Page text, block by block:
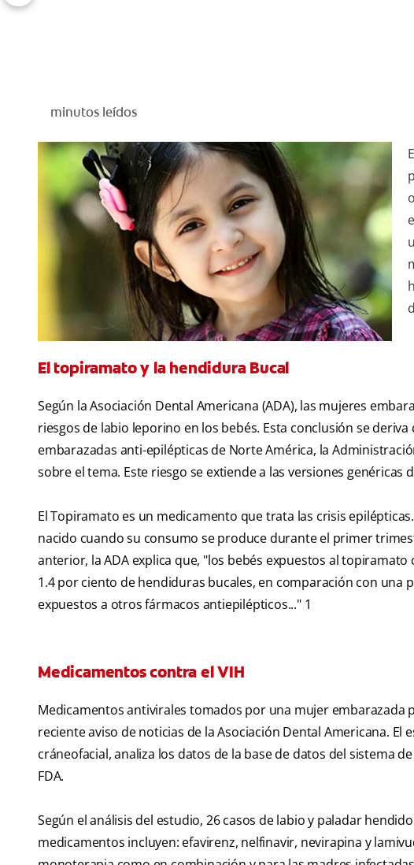
minutos leídos
El topiramato y la hendidura Bucal
Según la Asociación Dental Americana (ADA), las mujeres
riesgos de labio leporino en los bebés. Esta conclusión se
embarazadas anti-epilépticas de Norte América, la
sobre el tema. Este riesgo se extiende a las versiones genéricas
El Topiramato es un medicamento que trata las crisis
nacido cuando su consumo se produce durante el primer
anterior, la ADA explica que, "los bebés expuestos al
1.4 por ciento de hendiduras bucales, en comparación con una
expuestos a otros fármacos antiepilépticos..." 1
Medicamentos contra el VIH
Medicamentos antivirales tomados por una mujer embarazada
reciente aviso de noticias de la Asociación Dental Americana.
cráneofacial, analiza los datos de la base de datos del sistema
FDA.
Según el análisis del estudio, 26 casos de labio y paladar
medicamentos incluyen: efavirenz, nelfinavir, nevirapina y